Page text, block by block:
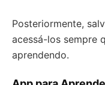
Posteriormente,
acessá-los sempre
aprendendo.